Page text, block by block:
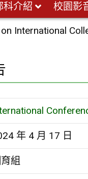
科介紹 校園影
International
年 4 月 17 日
組